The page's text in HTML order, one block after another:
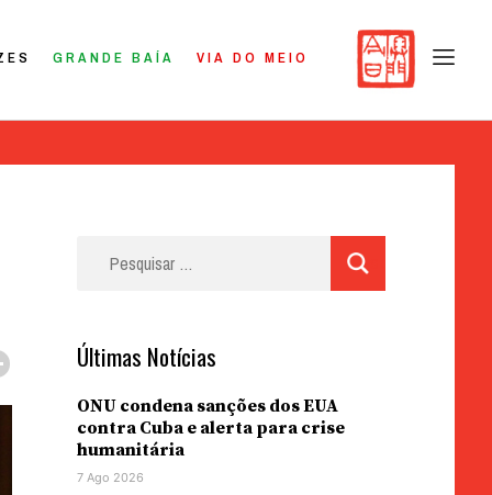
GRANDE BAÍA VIA DO MEIO
Últimas Notícias
ONU condena sanções dos EUA
contra Cuba e alerta para crise
humanitária
7 Ago 2026